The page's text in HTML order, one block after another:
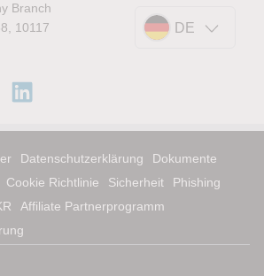
Branch
10117
DE
Datenschutzerklärung
Dokumente
Cookie Richtlinie Sicherheit
Phishing
Affiliate Partnerprogramm